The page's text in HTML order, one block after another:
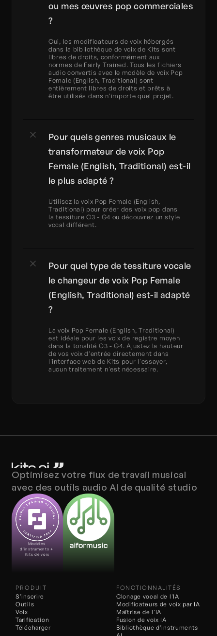
ou mes œuvres pop commerciales
?
Oui, les modificateurs de voix hébergés
dans la bibliothèque de voix de Kits sont
libres de droits, conformément aux
normes de Fairly Trained. Tous les fichiers
audio convertis avec le modèle de voix Pop
Female (English, Traditional) sont
entièrement libres de droits et prêts à
être utilisés dans n'importe quel projet.
Pour quels genres musicaux le
transformateur de voix Pop
Female (English, Traditional) est-il
le plus adapté ?
Utilisez la voix Pop Female (English,
Traditional) pour créer des voix pop dans
la tessiture C3 - G4 ou découvrez un style
vocal différent.
Pour quel type de tessiture vocale
le changeur de voix Pop Female
(English, Traditional) est-il adapté
?
La voix Pop Female (English, Traditional)
est idéale pour les voix de registre moyen
dans la tonalité C3 - G4. Ajustez la hauteur
de vos voix d'entrée directement dans
l'interface web de Kits pour l'essayer,
aucun traitement n'est nécessaire.
Optimisez votre flux de travail musical
avec des outils audio AI de qualité studio
Modèles
d'instruments +
Kits de voix
PRODUIT
S'inscrire
Outils
Voix
Tarification
Télécharger
FONCTIONNALITÉS
Clonage vocal de l'IA
Fusion de voix IA
Modificateurs de voix par IA
Maîtrise de l'IA
Bibliothèque d'instruments